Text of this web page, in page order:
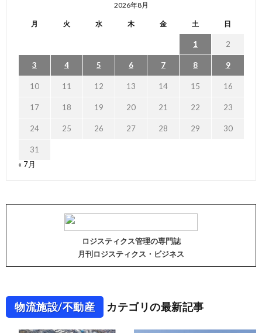
2026年8月
月 火 水 木 金 土 日
1 2
3 4 5 6 7 8 9
10 11 12 13 14 15 16
17 18 19 20 21 22 23
24 25 26 27 28 29 30
31
« 7月
ロジスティクス管理の専門誌
月刊ロジスティクス・ビジネス
物流施設/不動産 カテゴリの最新記事